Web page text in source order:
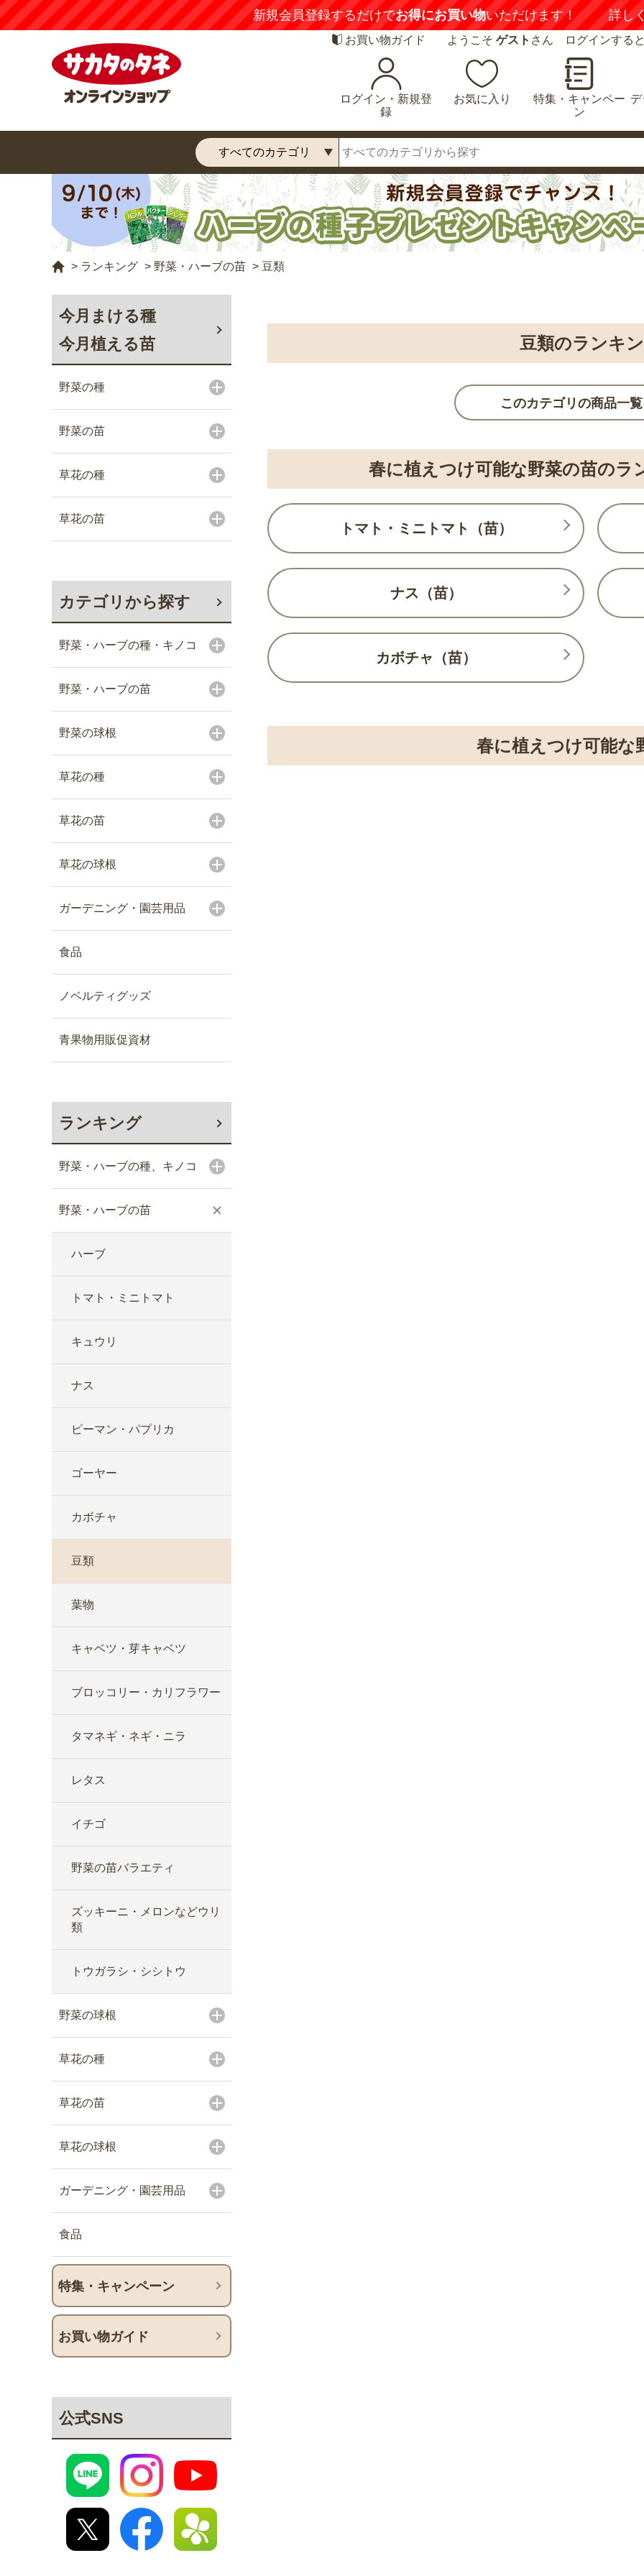
新規会員登録するだけでお得にお買い物いただけます！ 詳し
お買い物ガイド ようこそ ゲスト さん ログインする
ログイン・新規登
録
お気に入り
特集・キャンペー
ン
> ランキング > 野菜・ハーブの苗 > 豆類
今月まける種
今月植える苗
野菜の種
野菜の苗
草花の種
草花の苗
カテゴリから探す
野菜・ハーブの種・キノコ
野菜・ハーブの苗
野菜の球根
草花の種
草花の苗
草花の球根
ガーデニング・園芸用品
食品
ノベルティグッズ
青果物用販促資材
ランキング
野菜・ハーブの種、キノコ
野菜・ハーブの苗
ハーブ
トマト・ミニトマト
キュウリ
ナス
ピーマン・パプリカ
ゴーヤー
カボチャ
豆類
葉物
キャベツ・芽キャベツ
ブロッコリー・カリフラワー
タマネギ・ネギ・ニラ
レタス
イチゴ
野菜の苗バラエティ
ズッキーニ・メロンなどウリ
類
トウガラシ・シシトウ
野菜の球根
草花の種
草花の苗
草花の球根
ガーデニング・園芸用品
食品
特集・キャンペーン
お買い物ガイド
公式SNS
豆類のランキ
このカテゴリの商品一
春に植えつけ可能な野菜の苗のラ
トマト・ミニトマト（苗）
ナス（苗）
カボチャ（苗）
春に植えつけ可能な